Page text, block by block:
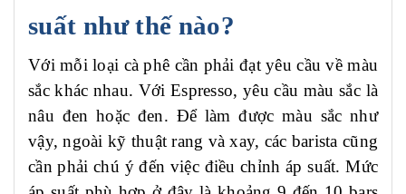
suất như thế nào?
Với mỗi loại cà phê cần phải đạt yêu cầu về màu
sắc khác nhau. Với Espresso, yêu cầu màu sắc là
nâu đen hoặc đen. Để làm được màu sắc như
vậy, ngoài kỹ thuật rang và xay, các barista cũng
cần phải chú ý đến việc điều chỉnh áp suất. Mức